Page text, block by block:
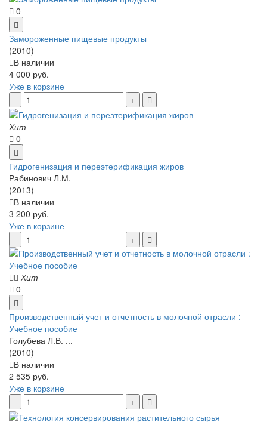
0
Замороженные пищевые продукты
(2010)
В наличии
4 000 руб.
Уже в корзине
Хит
0
Гидрогенизация и переэтерификация жиров
Рабинович Л.М.
(2013)
В наличии
3 200 руб.
Уже в корзине
Хит
0
Производственный учет и отчетность в молочной отрасли :
Учебное пособие
Голубева Л.В. ...
(2010)
В наличии
2 535 руб.
Уже в корзине